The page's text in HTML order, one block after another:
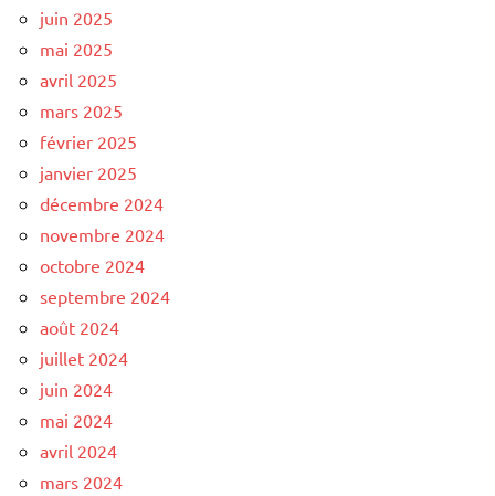
juin 2025
mai 2025
avril 2025
mars 2025
février 2025
janvier 2025
décembre 2024
novembre 2024
octobre 2024
septembre 2024
août 2024
juillet 2024
juin 2024
mai 2024
avril 2024
mars 2024